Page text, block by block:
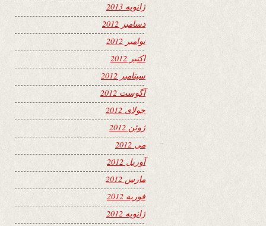
ژانویه 2013
دسامبر 2012
نوامبر 2012
اکتبر 2012
سپتامبر 2012
آگوست 2012
جولای 2012
ژوئن 2012
می 2012
آوریل 2012
مارس 2012
فوریه 2012
ژانویه 2012